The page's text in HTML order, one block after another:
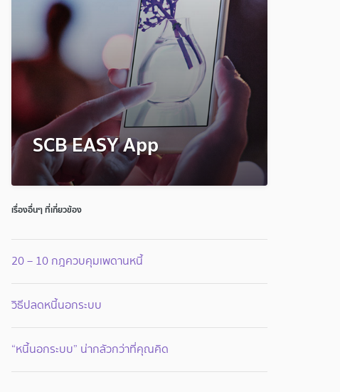
SCB EASY App
เรื่องอื่นๆ ที่เกี่ยวข้อง
20 – 10 กฎควบคุมเพดานหนี้
วิธีปลดหนี้นอกระบบ
“หนี้นอกระบบ” น่ากลัวกว่าที่คุณคิด